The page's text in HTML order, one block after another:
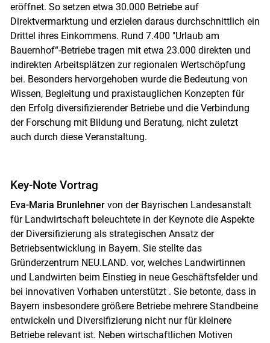
eröffnet. So setzen etwa 30.000 Betriebe auf
Direktvermarktung und erzielen daraus durchschnittlich ein
Drittel ihres Einkommens. Rund 7.400 "Urlaub am
Bauernhof“-Betriebe tragen mit etwa 23.000 direkten und
indirekten Arbeitsplätzen zur regionalen Wertschöpfung
bei. Besonders hervorgehoben wurde die Bedeutung von
Wissen, Begleitung und praxistauglichen Konzepten für
den Erfolg diversifizierender Betriebe und die Verbindung
der Forschung mit Bildung und Beratung, nicht zuletzt
auch durch diese Veranstaltung.
Key-Note Vortrag
Eva-Maria Brunlehnervon der Bayrischen Landesanstalt
für Landwirtschaft beleuchtete in der Keynote die Aspekte
der Diversifizierung als strategischen Ansatz der
Betriebsentwicklung in Bayern. Sie stellte das
Gründerzentrum NEU.LAND. vor, welches Landwirtinnen
und Landwirten beim Einstieg in neue Geschäftsfelder und
bei innovativen Vorhaben unterstützt . Sie betonte, dass in
Bayern insbesondere größere Betriebe mehrere Standbeine
entwickeln und Diversifizierung nicht nur für kleinere
Betriebe relevant ist. Neben wirtschaftlichen Motiven